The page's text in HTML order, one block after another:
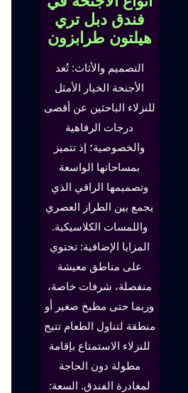
فندق دبل تري
هيلتون طرابزون
التصميم والأثاث: تُعد
الأجنحة الخيار الأمثل
للنزلاء الباحثين عن أقصى
درجات الرفاهية
والخصوصية؛ إذ تتميز
بمساحاتها الواسعة
وتصميمها الراقي الذي
يجمع بين الطراز العصري
واللمسات الكلاسيكية.
المزايا الإضافية: تحتوي
على مناطق معيشة
منفصلة، شرفات خاصة،
وربما حتى مطبخ صغير أو
منطقة لتناول الطعام تتيح
للنزلاء الاستمتاع بإقامة
مطولة دون الحاجة
لمغادرة الفندق. السعة: